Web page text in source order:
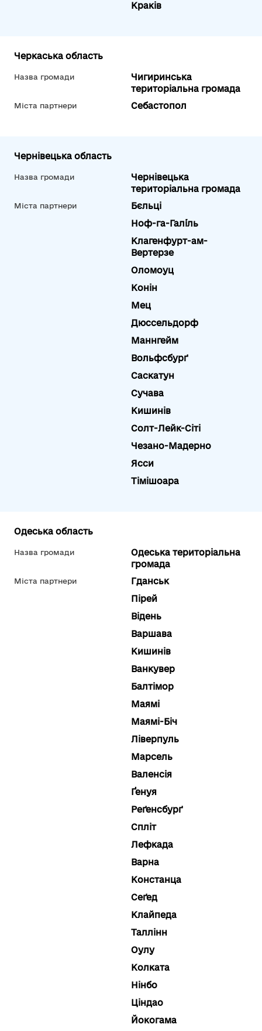
Краків
Черкаська область
Назва громади
Чигиринська
територіальна громада
Міста партнери Себастопол
Чернівецька область
Назва громади
Чернівецька
територіальна громада
Міста партнери
Бєльці
Ноф-га-Галі́ль
Клагенфурт-ам-
Вертерзе
Оломоуц
Конін
Мец
Дюссельдорф
Маннгейм
Вольфсбурґ
Саскатун
Сучава
Кишинів
Солт-Лейк-Сіті
Чезано-Мадерно
Яcси
Тімішоара
Одеська область
Назва громади
Одеська територіальна
громада
Міста партнери
Гданськ
Пірей
Відень
Варшава
Кишинів
Ванкувер
Балтімор
Маямі
Маямі-Біч
Ліверпуль
Марсель
Валенсія
Ґенуя
Реґенсбурґ
Спліт
Лефкада
Варна
Констанца
Сеґед
Клайпеда
Таллінн
Оулу
Колката
Нінбо
Ціндао
Йокогама